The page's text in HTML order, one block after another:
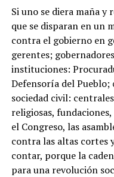
Si uno se diera maña
que se disparan en un
contra el gobierno en
gerentes;
instituciones:
Defensoría del Pueblo;
sociedad civil:
religiosas,
el Congreso, las
contra las altas cortes
contar, porque la
para una revolución